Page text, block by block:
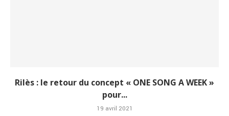
Rilès : le retour du concept « ONE SONG A WEEK »
pour...
19 avril 2021